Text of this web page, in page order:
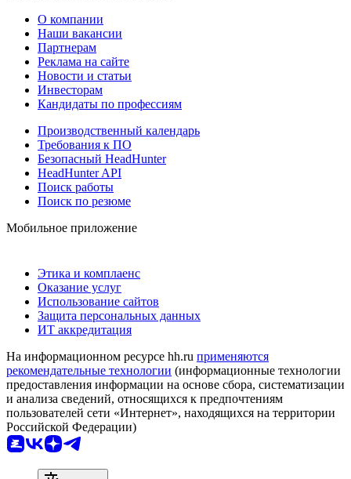
О компании
Наши вакансии
Партнерам
Реклама на сайте
Новости и статьи
Инвесторам
Кандидаты по профессиям
Производственный календарь
Требования к ПО
Безопасный HeadHunter
HeadHunter API
Поиск работы
Поиск по резюме
Мобильное приложение
Этика и комплаенс
Оказание услуг
Использование сайтов
Защита персональных данных
ИТ аккредитация
На информационном ресурсе hh.ru применяются
рекомендательные технологии (информационные технологии
предоставления информации на основе сбора, систематизации
и анализа сведений, относящихся к предпочтениям
пользователей сети «Интернет», находящихся на территории
Российской Федерации)